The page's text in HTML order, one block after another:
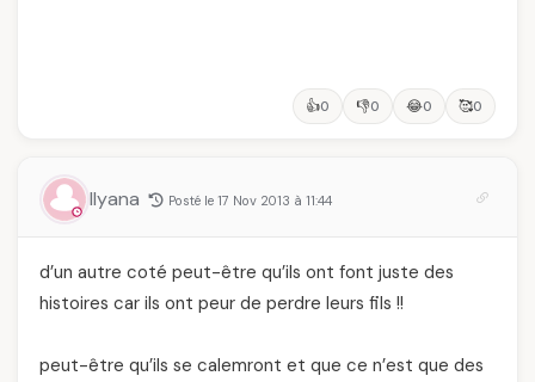
👍0 👎0 😂0 🥰0
Ilyana Posté le 17 Nov 2013 à 11:44
d’un autre coté peut-être qu’ils ont font juste des
histoires car ils ont peur de perdre leurs fils !!
peut-être qu’ils se calemront et que ce n’est que des